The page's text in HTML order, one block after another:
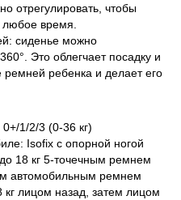
отрегулировать, чтобы
время.
сиденье можно
Это облегчает посадку и
ремней ребенка и делает его
1/2/3 (0-36 кг)
Isofix с опорной ногой
18 кг 5-точечным ремнем
автомобильным ремнем
лицом назад, затем лицом